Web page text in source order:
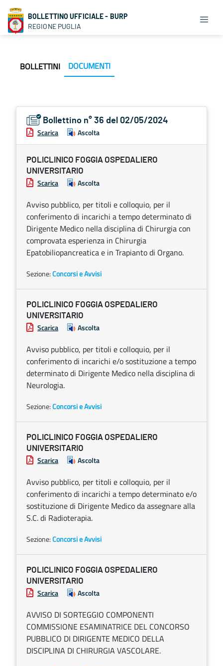
BOLLETTINO UFFICIALE - BURP
REGIONE PUGLIA
BOLLETTINI DOCUMENTI
Bollettino n° 36 del 02/05/2024
Scarica Ascolta
POLICLINICO FOGGIA OSPEDALIERO
UNIVERSITARIO
Scarica Ascolta
Avviso pubblico, per titoli e colloquio, per il
conferimento di incarichi a tempo determinato di
Dirigente Medico nella disciplina di Chirurgia con
comprovata esperienza in Chirurgia
Epatobiliopancreatica e in Trapianto di Organo.
Sezione:Concorsi e Avvisi
POLICLINICO FOGGIA OSPEDALIERO
UNIVERSITARIO
Scarica Ascolta
Avviso pubblico, per titoli e colloquio, per il
conferimento di incarichi e/o sostituzione a tempo
determinato di Dirigente Medico nella disciplina di
Neurologia.
Sezione:Concorsi e Avvisi
POLICLINICO FOGGIA OSPEDALIERO
UNIVERSITARIO
Scarica Ascolta
Avviso pubblico, per titoli e colloquio, per il
conferimento di incarichi a tempo determinato e/o
sostituzione di Dirigente Medico da assegnare alla
S.C. di Radioterapia.
Sezione:Concorsi e Avvisi
POLICLINICO FOGGIA OSPEDALIERO
UNIVERSITARIO
Scarica Ascolta
AVVISO DI SORTEGGIO COMPONENTI
COMMISSIONE ESAMINATRICE DEL CONCORSO
PUBBLICO DI DIRIGENTE MEDICO DELLA
DISCIPLINA DI CHIRURGIA VASCOLARE.